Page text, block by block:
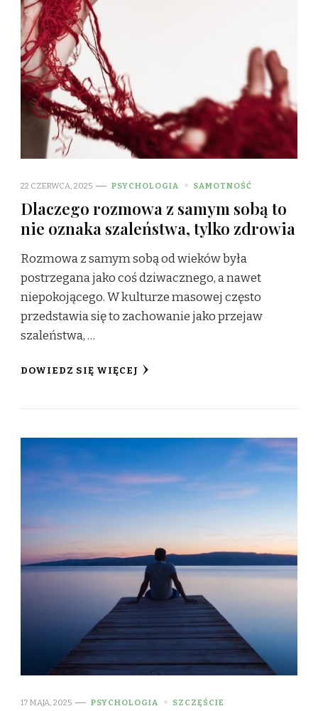
22 CZERWCA, 2025 PSYCHOLOGIA SAMOTNOŚĆ
Dlaczego rozmowa z samym sobą to
nie oznaka szaleństwa, tylko zdrowia
Rozmowa z samym sobą od wieków była
postrzegana jako coś dziwacznego, a nawet
niepokojącego. W kulturze masowej często
przedstawia się to zachowanie jako przejaw
szaleństwa, …
DOWIEDZ SIĘ WIĘCEJ
17 MAJA, 2025 PSYCHOLOGIA SZCZĘŚCIE